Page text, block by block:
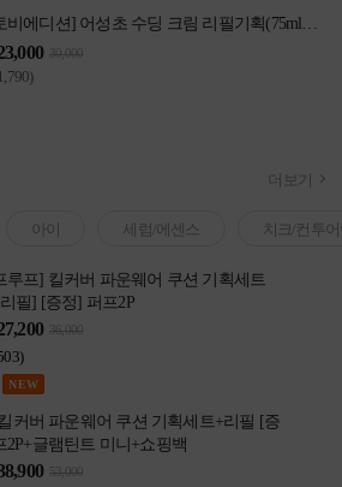
비에디션] 어성초 수딩 크림 리필기획(75ml*2
티커 3매(랜덤))
30,000
더보기
아이 세럼/에센스 치크/컨투
루프] 킬커버 파운웨어 쿠션 기획세트
필] [증정] 퍼프2P
36,000
NEW
커버 파운웨어 쿠션 기획세트+리필 [증
2P+글램틴트 미니+쇼핑백
53,000